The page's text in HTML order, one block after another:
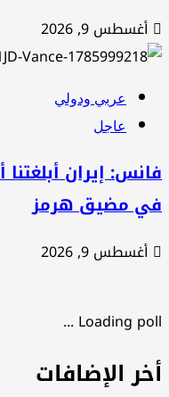
أغسطس 9, 2026
عربي ودولي
عاجل
إيران أبلغتنا
مضيق هرمز
أغسطس 9, 2026
Loading poll
الإضافات